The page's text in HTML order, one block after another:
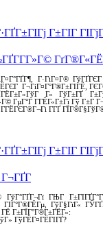
Г±ГІГ
Г·ГіГ¤Г®
Г¬ГіГ¤Г°Г®Г±ГІГЁ,
Г« ГўГ±ГҐ
ГµГ°Г Г­ГЁГ«Г±Гї Гў Г±Г
Г­ГҐ
Г±ГІГ
ГўГ°ГҐГ¬Гї ГЊГ
ГІГ°Г®ГЁГµ, ГўГ§ГїГ«
Г±ГЇГ°Г®Г±ГЁГ«:
ГўГЁГ¤ГЁГІГҐ?